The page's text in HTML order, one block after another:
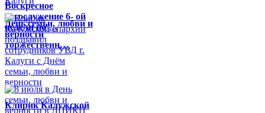
Воскресное
богослужение 6- ой
недели по …
День семьи, любви и
верности
торжественн…
Клирик Калужской